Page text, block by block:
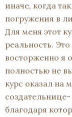
иначе, когда
погружения в
Для меня этот
реальность.
восторженно я
полностью не
курс оказал на
благодаря